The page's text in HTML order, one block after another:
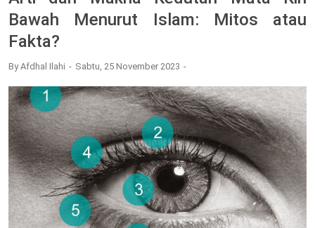
Bawah Menurut Islam: Mitos atau
Fakta?
ByAfdhal Ilahi Sabtu, 25 November 2023